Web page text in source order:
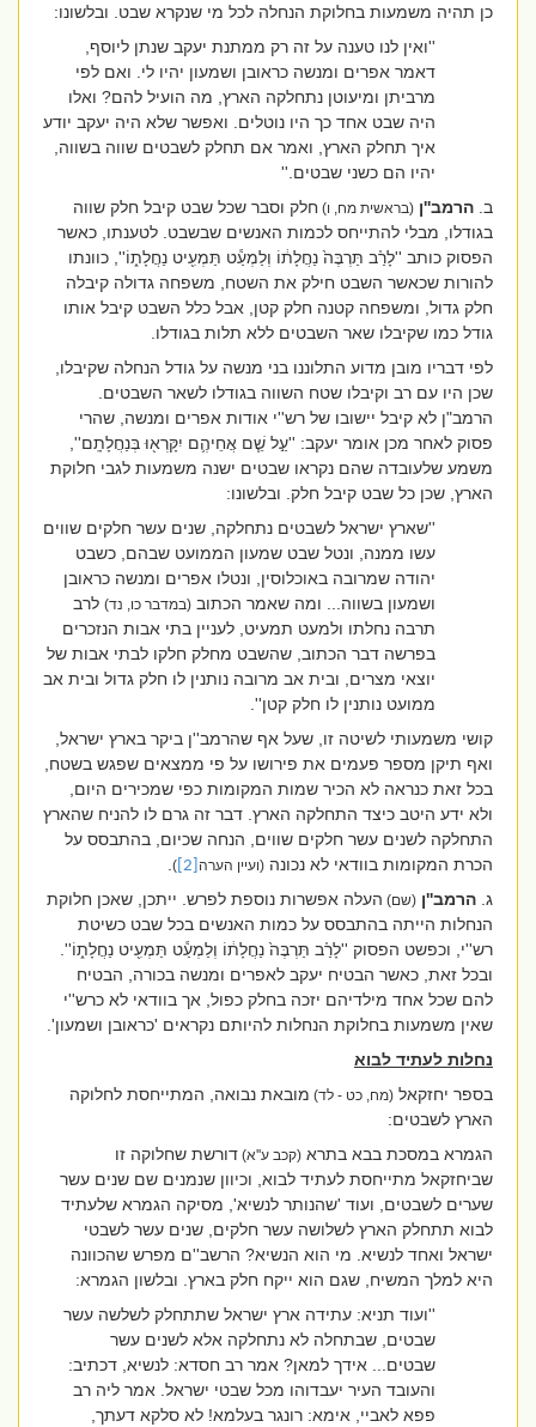
כן תהיה משמעות בחלוקת הנחלה לכל מי שנקרא שבט. ובלשונו:
''ואין לנו טענה על זה רק ממתנת יעקב שנתן ליוסף,
דאמר אפרים ומנשה כראובן ושמעון יהיו לי. ואם לפי
מרביתן ומיעוטן נתחלקה הארץ, מה הועיל להם? ואלו
היה שבט אחד כך היו נוטלים. ואפשר שלא היה יעקב יודע
איך תחלק הארץ, ואמר אם תחלק לשבטים שווה בשווה,
יהיו הם כשני שבטים.''
ב.הרמב''ן (בראשית מח, ו) חלק וסבר שכל שבט קיבל חלק שווה
בגודלו, מבלי להתייחס לכמות האנשים שבשבט. לטענתו, כאשר
הפסוק כותב ''לָרַ֗ב תַּרְבֶּה֙ נַחֲלָת֔וֹ וְלַמְעַ֕ט תַּמְעִ֖יט נַחֲלָת֑וֹ'', כוונתו
להורות שכאשר השבט חילק את השטח, משפחה גדולה קיבלה
חלק גדול, ומשפחה קטנה חלק קטן, אבל כלל השבט קיבל אותו
גודל כמו שקיבלו שאר השבטים ללא תלות בגודלו.
לפי דבריו מובן מדוע התלוננו בני מנשה על גודל הנחלה שקיבלו,
שכן היו עם רב וקיבלו שטח השווה בגודלו לשאר השבטים.
הרמב"ן לא קיבל יישובו של רש''י אודות אפרים ומנשה, שהרי
פסוק לאחר מכן אומר יעקב: ''עַ֣ל שֵׁ֧ם אֲחֵיהֶ֛ם יִקָּרְא֖וּ בְּנַחֲלָתָֽם'',
משמע שלעובדה שהם נקראו שבטים ישנה משמעות לגבי חלוקת
הארץ, שכן כל שבט קיבלחלק. ובלשונו:
''שארץ ישראל לשבטים נתחלקה, שנים עשר חלקים שווים
עשו ממנה, ונטל שבט שמעון הממועט שבהם, כשבט
יהודה שמרובה באוכלוסין, ונטלו אפרים ומנשה כראובן
ושמעון בשווה... ומה שאמר הכתוב(במדבר כו, נד) לרב
תרבה נחלתו ולמעט תמעיט, לעניין בתי אבות הנזכרים
בפרשה דבר הכתוב, שהשבט מחלק חלקו לבתי אבות של
יוצאי מצרים, ובית אב מרובה נותנין לו חלק גדול ובית אב
ממועט נותנין לו חלק קטן''.
קושי משמעותי לשיטה זו, שעל אף שהרמב''ן ביקר בארץ ישראל,
ואף תיקן מספר פעמים את פירושו על פי ממצאים שפגש בשטח,
בכל זאת כנראה לא הכיר שמות המקומות כפי שמכירים היום,
ולא ידע היטב כיצד התחלקה הארץ. דבר זה גרם לו להניח שהארץ
התחלקה לשנים עשר חלקים שווים, הנחה שכיום, בהתבסס על
הכרת המקומות בוודאי לא נכונה(ועיין הערה[2]
)
.
הרמב''ן (שם)העלה אפשרות נוספת לפרש. ייתכן, שאכן חלוקת
הנחלות הייתה בהתבסס על כמות האנשים בכל שבט כשיטת
רש''י, וכפשט הפסוק ''לָרַ֗ב תַּרְבֶּה֙ נַחֲלָת֔וֹ וְלַמְעַ֕ט תַּמְעִ֖יט נַחֲלָת֑וֹ''.
ובכל זאת, כאשר הבטיח יעקב לאפרים ומנשה בכורה, הבטיח
להם שכל אחד מילדיהם יזכה בחלק כפול, אך בוודאי לא כרש''י
שאין משמעות בחלוקת הנחלות להיותם נקראים 'כראובן ושמעון'.
נחלות לעתיד לבוא
בספר יחזקאל(מח, כט - לד)מובאת נבואה, המתייחסת לחלוקה
הארץ לשבטים:
הגמרא במסכת בבא בתרא(קכב ע''א)דורשת שחלוקה זו
שביחזקאל מתייחסת לעתיד לבוא, וכיוון שנמנים שם שנים עשר
שערים לשבטים, ועוד 'שהנותר לנשיא', מסיקה הגמרא שלעתיד
לבוא תתחלק הארץ לשלושה עשר חלקים, שנים עשר לשבטי
ישראל ואחד לנשיא. מי הוא הנשיא? הרשב''ם מפרש שהכוונה
היא למלך המשיח, שגם הוא ייקח חלק בארץ. ובלשון הגמרא:
''ועוד תניא: עתידה ארץ ישראל שתתחלק לשלשה עשר
שבטים, שבתחלה לא נתחלקה אלא לשנים עשר
שבטים... אידך למאן? אמר רב חסדא: לנשיא, דכתיב:
והעובד העיר יעבדוהו מכל שבטי ישראל. אמר ליה רב
פפא לאביי, אימא: רונגר בעלמא! לא סלקא דעתך,